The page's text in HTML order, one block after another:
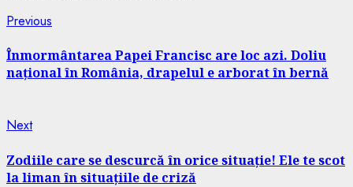
Continue
Reading
Previous
Înmormântarea Papei Francisc are loc azi. Doliu
național în România, drapelul e arborat în bernă
NextNext
Zodiile care se descurcă în orice situație! Ele te scot
la liman în situațiile de criză